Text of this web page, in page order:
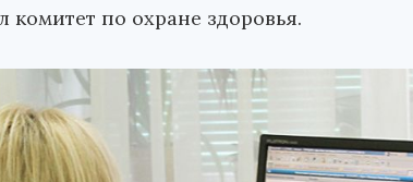
по охране здоровья.